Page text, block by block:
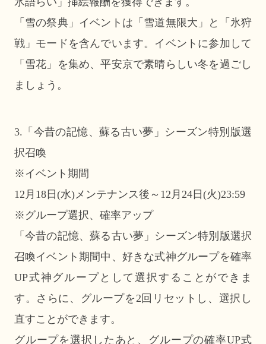
「雪の祭典」イベントは「雪道無限大」と「氷狩
戦」モードを含んでいます。イベントに参加して
「雪花」を集め、平安京で素晴らしい冬を過ごし
ましょう。
3.「今昔の記憶、蘇る古い夢」シーズン特別版選
択召喚
※イベント期間
12月18日(水)メンテナンス後～12月24日(火)23:59
※グループ選択、確率アップ
「今昔の記憶、蘇る古い夢」シーズン特別版選択
召喚イベント期間中、好きな式神グループを確率
UP式神グループとして選択することができま
す。さらに、グループを2回リセットし、選択し
直すことができます。
グループを選択したあと、グループの確率UP式